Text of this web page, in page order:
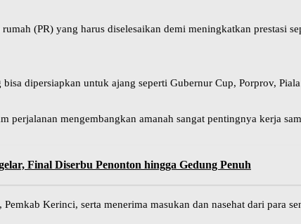
(PR) yang harus diselesaikan demi meningkatkan prestasi
dipersiapkan untuk ajang seperti Gubernur Cup, Porprov,
mengembangkan amanah sangat pentingnya kerja
Final Diserbu Penonton hingga Gedung Penuh
Kerinci, serta menerima masukan dan nasehat dari para